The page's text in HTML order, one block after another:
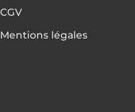
CGV
Mentions légales